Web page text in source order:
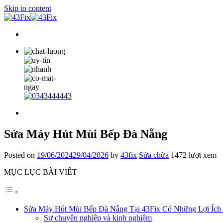
Skip to content
Sửa Máy Hút Mùi Bếp Đà Nẵng
Posted on 19/06/202429/04/2026 by 43fix Sửa chữa 1472 lượt xem
MỤC LỤC BÀI VIẾT
Sửa Máy Hút Mùi Bếp Đà Nẵng Tại 43Fix Có Những Lợi Ích
Sự chuyên nghiệp và kinh nghiệm